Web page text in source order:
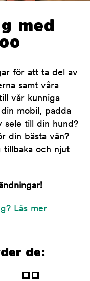
med
för att ta del av
samt våra
vår kunniga
mobil, padda
sele till din hund?
din bästa vän?
tillbaka och njut
Läs mer
de: